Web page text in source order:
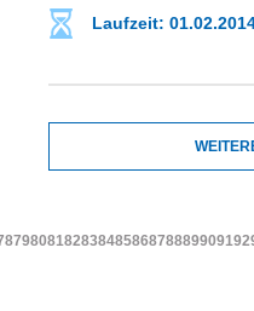
Laufzeit:
7980818283848586878889909192